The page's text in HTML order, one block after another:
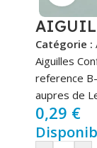
Catégorie :
Aiguilles
reference
aupres de
0,29 €